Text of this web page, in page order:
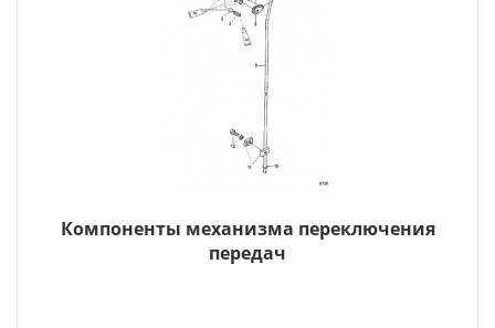
Компоненты механизма переключения
передач